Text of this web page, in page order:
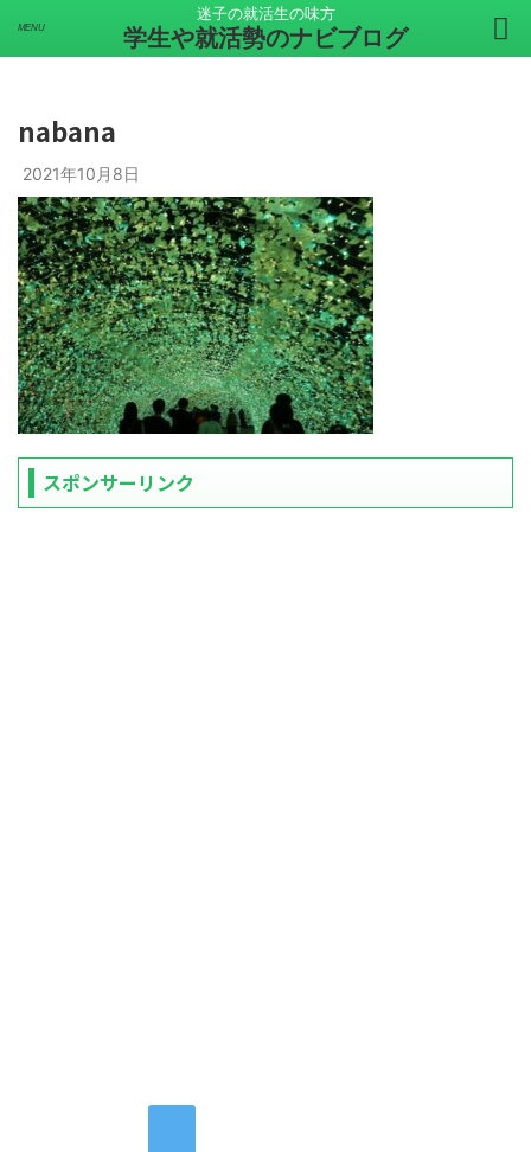
迷子の就活生の味方
学生や就活勢のナビブログ
nabana
2021年10月8日
スポンサーリンク